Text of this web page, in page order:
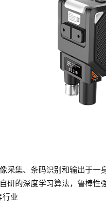
采集、条码识别和输出于
研的深度学习算法，鲁棒性
行业